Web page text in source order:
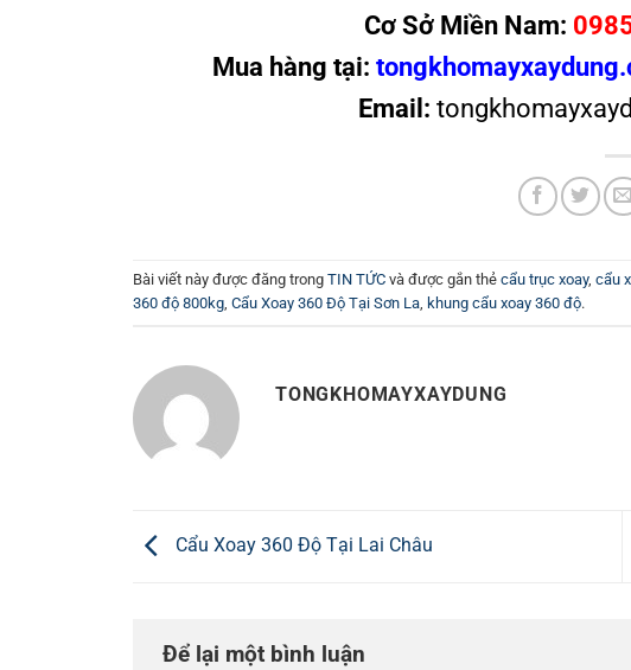
Cơ Sở Miền Nam:
Mua hàng tại:
Email:
Bài viết này được đăng trong TIN TỨC và được gắn thẻ cẩu trục xoay, cẩu
360 độ 800kg, Cẩu Xoay 360 Độ Tại Sơn La, khung cẩu xoay 360 độ.
TONGKHOMAYXAYDUNG
Cẩu Xoay 360 Độ Tại Lai Châu
Để lại một bình luận